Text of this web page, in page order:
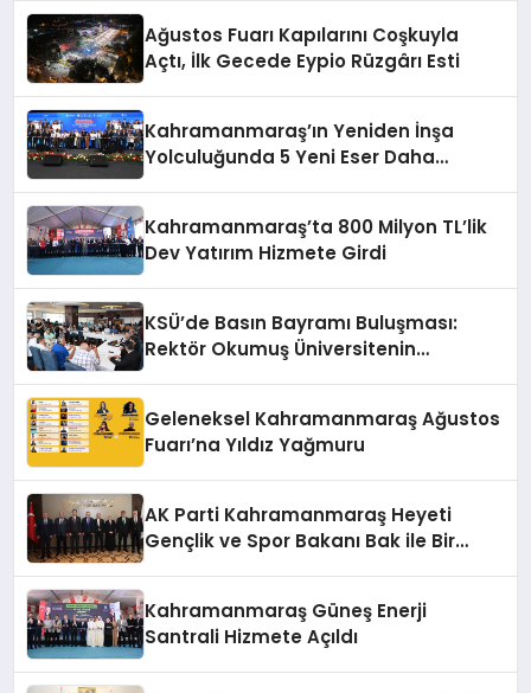
Ağustos Fuarı Kapılarını Coşkuyla
Açtı, İlk Gecede Eypio Rüzgârı Esti
Kahramanmaraş’ın Yeniden İnşa
Yolculuğunda 5 Yeni Eser Daha
Kahramanmaraş’ta 800 Milyon TL’lik
Dev Yatırım Hizmete Girdi
KSÜ’de Basın Bayramı Buluşması:
Rektör Okumuş Üniversitenin
Geleneksel Kahramanmaraş Ağustos
Fuarı’na Yıldız Yağmuru
AK Parti Kahramanmaraş Heyeti
Gençlik ve Spor Bakanı Bak ile Bir
Kahramanmaraş Güneş Enerji
Santrali Hizmete Açıldı